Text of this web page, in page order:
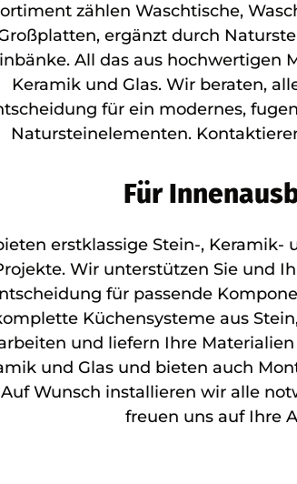
zählen Waschtische,
ergänzt durch
All das aus hochwertigen
Keramik und Glas. Wir beraten,
für ein modernes,
Natursteinelementen.
Für
erstklassige Stein-, Keramik-
Wir unterstützen Sie und
für passende
Küchensysteme aus
und liefern Ihre
und Glas und bieten auch
Wunsch installieren wir alle
freuen uns auf Ihre